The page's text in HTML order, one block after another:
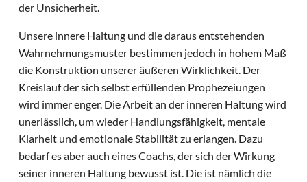
der Unsicherheit.
Unsere innere Haltung und die daraus entstehenden
Wahrnehmungsmuster bestimmen jedoch in hohem Maß
die Konstruktion unserer äußeren Wirklichkeit. Der
Kreislauf der sich selbst erfüllenden Prophezeiungen
wird immer enger. Die Arbeit an der inneren Haltung wird
unerlässlich, um wieder Handlungsfähigkeit, mentale
Klarheit und emotionale Stabilität zu erlangen. Dazu
bedarf es aber auch eines Coachs, der sich der Wirkung
seiner inneren Haltung bewusst ist. Die ist nämlich die